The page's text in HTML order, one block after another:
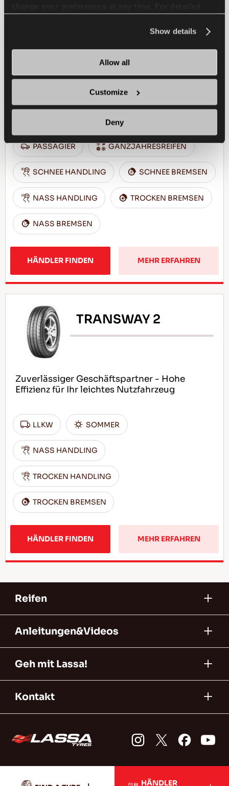
Show details
Allow all
Customize
Deny
Fahren und Komfort zu jeder Jahreszeit
PASSAGIER GANZJAHRESREIFEN
SCHNEE HANDLING SCHNEE BREMSEN
NASS HANDLING TROCKEN BREMSEN
NASS BREMSEN
HÄNDLER FINDEN MEHR ERFAHREN
TRANSWAY 2
Zuverlässiger Geschäftspartner - Hohe
Effizienz für Ihr leichtes Nutzfahrzeug
LLKW SOMMER
NASS HANDLING
TROCKEN HANDLING
TROCKEN BREMSEN
HÄNDLER FINDEN MEHR ERFAHREN
Reifen
Anleitungen&Videos
Geh mit Lassa!
Kontakt
HÄNDLER